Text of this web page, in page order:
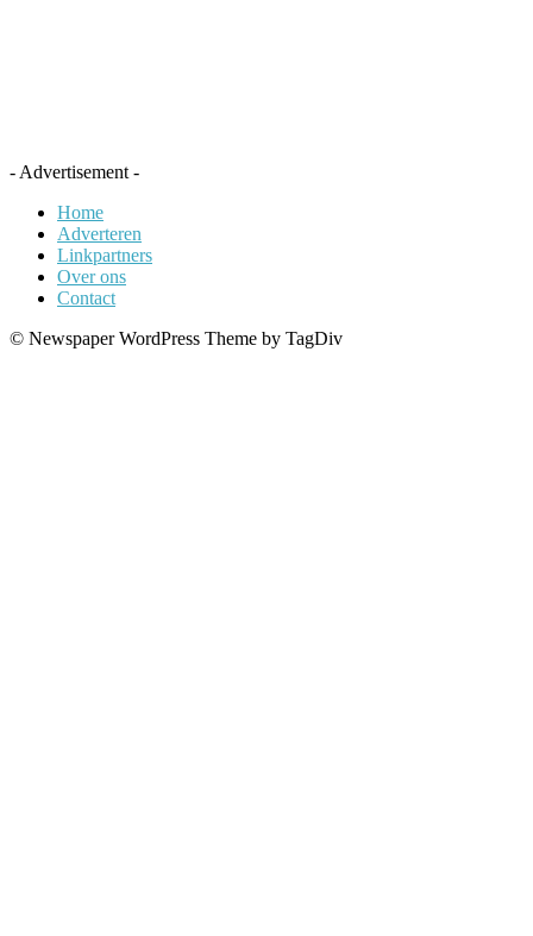
- Advertisement -
Home
Adverteren
Linkpartners
Over ons
Contact
© Newspaper WordPress Theme by TagDiv